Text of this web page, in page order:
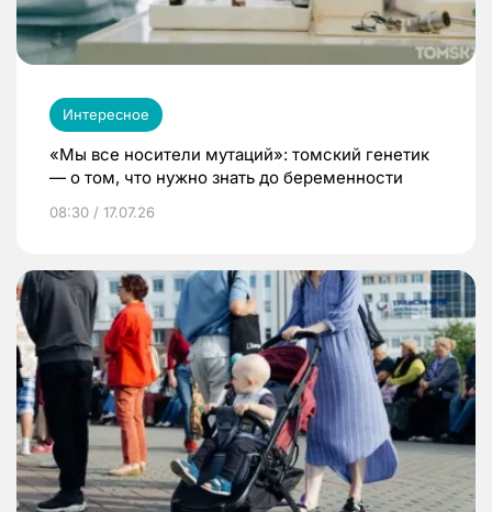
Интересное
«Мы все носители мутаций»: томский генетик
— о том, что нужно знать до беременности
08:30 / 17.07.26